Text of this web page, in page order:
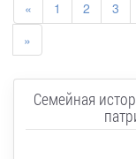
« 1 2 3
»
Семейная